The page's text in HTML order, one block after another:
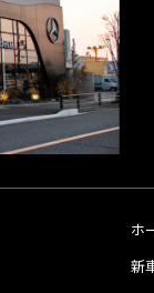
ホ
新